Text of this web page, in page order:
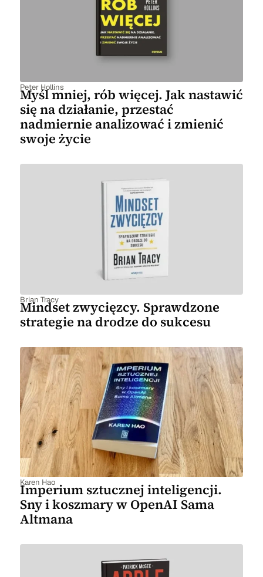
Peter Hollins
Myśl mniej, rób więcej. Jak nastawić
się na działanie, przestać
nadmiernie analizować i zmienić
swoje życie
Brian Tracy
Mindset zwycięzcy. Sprawdzone
strategie na drodze do sukcesu
Karen Hao
Imperium sztucznej inteligencji.
Sny i koszmary w OpenAI Sama
Altmana